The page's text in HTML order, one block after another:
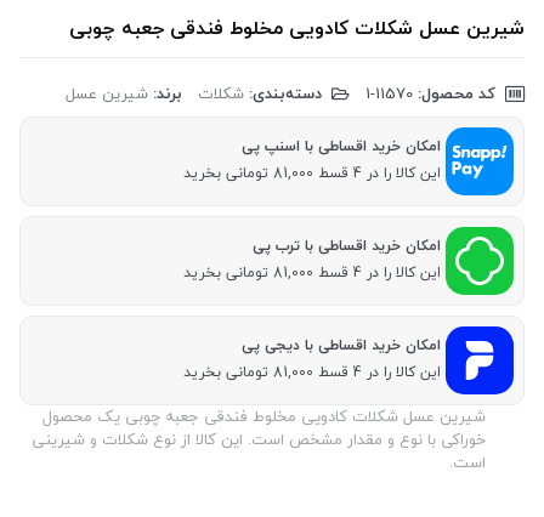
شیرین عسل شکلات کادویی مخلوط فندقی جعبه چوبی
کد محصول: دسته‌بندی: شکلات برند: شیرین عسل
امکان خرید اقساطی با اسنپ پی
این کالا را در 4 قسط 81,000 تومانی بخرید
امکان خرید اقساطی با ترب پی
این کالا را در 4 قسط 81,000 تومانی بخرید
امکان خرید اقساطی با دیجی پی
این کالا را در 4 قسط 81,000 تومانی بخرید
شیرین عسل شکلات کادویی مخلوط فندقی جعبه چوبی یک محصول
خوراکی با نوع و مقدار مشخص است. این کالا از نوع شکلات و شیرینی
است.